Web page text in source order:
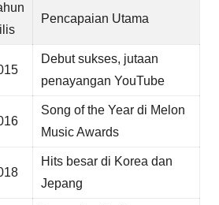
Pencapaian Utama
Debut sukses, jutaan
penayangan YouTube
Song of the Year di Melon
Music Awards
Hits besar di Korea dan
Jepang